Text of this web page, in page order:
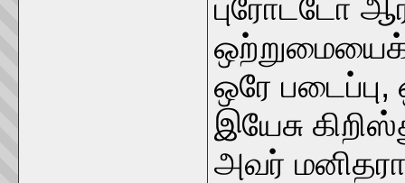
புரோட்டோ
ஒரே
இயேசு
அவர்